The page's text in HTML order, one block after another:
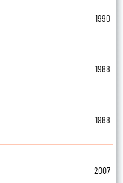
1990
1988
1988
2007